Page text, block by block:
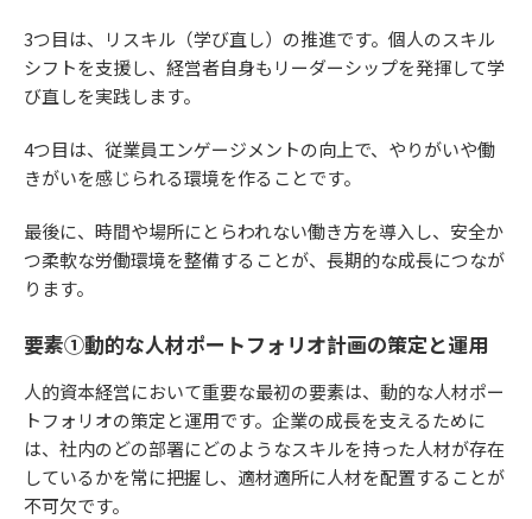
3つ目は、リスキル（学び直し）の推進です。個人のスキル
シフトを支援し、経営者自身もリーダーシップを発揮して学
び直しを実践します。
4つ目は、従業員エンゲージメントの向上で、やりがいや働
きがいを感じられる環境を作ることです。
最後に、時間や場所にとらわれない働き方を導入し、安全か
つ柔軟な労働環境を整備することが、長期的な成長につなが
ります。
要素①動的な人材ポートフォリオ計画の策定と運用
人的資本経営において重要な最初の要素は、動的な人材ポー
トフォリオの策定と運用です。企業の成長を支えるために
は、社内のどの部署にどのようなスキルを持った人材が存在
しているかを常に把握し、適材適所に人材を配置することが
不可欠です。